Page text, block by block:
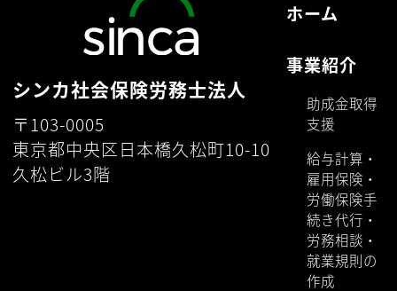
シンカ社会保険労務士法人
〒103-0005
東京都中央区日本橋久松町10-10
久松ビル3階
ホーム
事業紹介
助成金取得
支援
給与計算・
雇用保険・
労働保険手
続き代行・
労務相談・
就業規則の
作成